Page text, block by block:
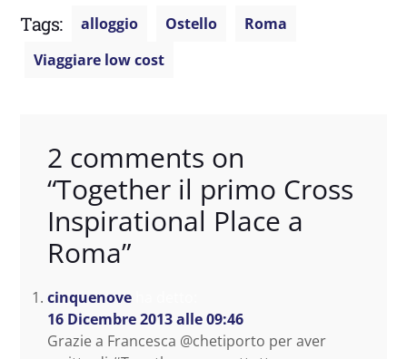
Tags: alloggio Ostello
Roma
Viaggiare low cost
2 comments on
“Together il primo Cross
Inspirational Place a
Roma”
cinquenove
16 Dicembre 2013 alle 09:46
Grazie a Francesca @chetiporto per aver